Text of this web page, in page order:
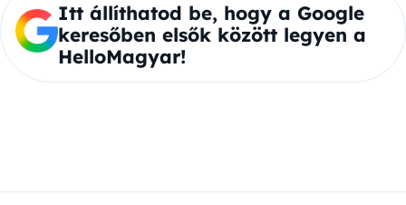
Itt állíthatod be, hogy a Google
keresőben elsők között legyen a
HelloMagyar!